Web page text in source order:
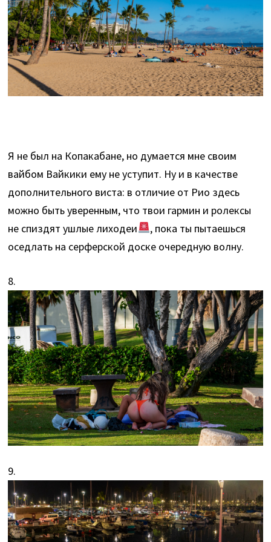
Я не был на Копакабане, но думается мне своим
вайбом Вайкики ему не уступит. Ну и в качестве
дополнительного виста: в отличие от Рио здесь
можно быть уверенным, что твои гармин и ролексы
не спиздят ушлые лиходеи
, пока ты пытаешься
оседлать на серферской доске очередную волну.
8.
9.